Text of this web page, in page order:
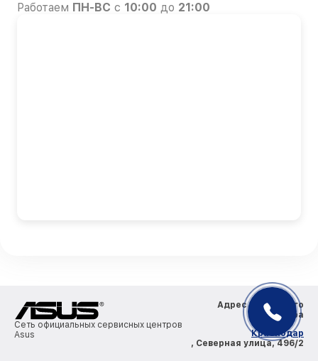
Работаем ПН-ВС с 10:00 до 21:00
Сеть официальных сервисных центров
Asus
Адрес сервисного
центра
Краснодар
, Северная улица, 496/2